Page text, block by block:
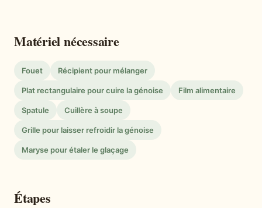
Matériel nécessaire
Fouet Récipient pour mélanger
Plat rectangulaire pour cuire la génoise Film alimentaire
Spatule Cuillère à soupe
Grille pour laisser refroidir la génoise
Maryse pour étaler le glaçage
Étapes